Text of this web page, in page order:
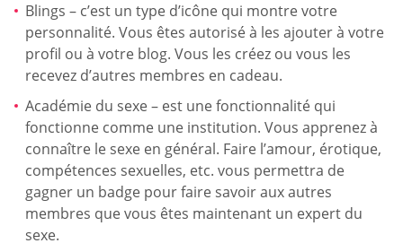
Blings – c’est un type d’icône qui montre votre
personnalité. Vous êtes autorisé à les ajouter à votre
profil ou à votre blog. Vous les créez ou vous les
recevez d’autres membres en cadeau.
Académie du sexe – est une fonctionnalité qui
fonctionne comme une institution. Vous apprenez à
connaître le sexe en général. Faire l’amour, érotique,
compétences sexuelles, etc. vous permettra de
gagner un badge pour faire savoir aux autres
membres que vous êtes maintenant un expert du
sexe.